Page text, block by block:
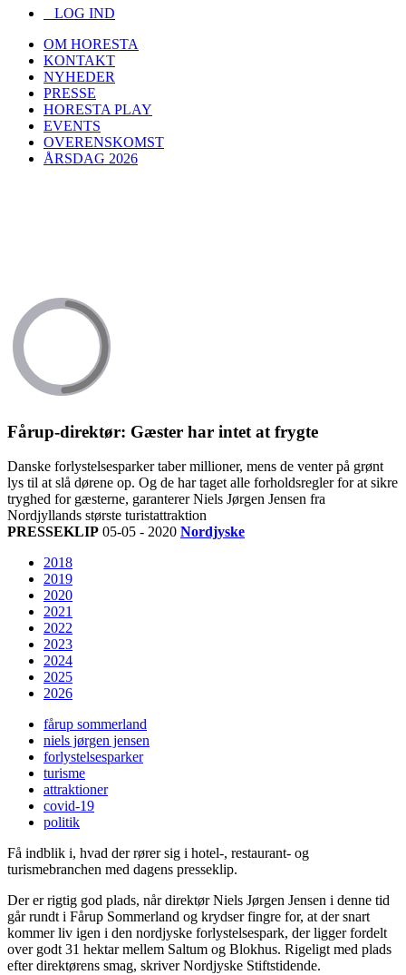
LOG IND
OM HORESTA
KONTAKT
NYHEDER
PRESSE
HORESTA PLAY
EVENTS
OVERENSKOMST
ÅRSDAG 2026
Fårup-direktør: Gæster har intet at frygte
Danske forlystelsesparker taber millioner, mens de venter på grønt
lys til at slå dørene op. Og de har taget alle forholdsregler for at sikre
tryghed for gæsterne, garanterer Niels Jørgen Jensen fra
Nordjyllands største turistattraktion
PRESSEKLIP 05-05 - 2020 Nordjyske
2018
2019
2020
2021
2022
2023
2024
2025
2026
fårup sommerland
niels jørgen jensen
forlystelsesparker
turisme
attraktioner
covid-19
politik
Få indblik i, hvad der rører sig i hotel-, restaurant- og
turismebranchen med dagens presseklip.
Der er rigtig god plads, når direktør Niels Jørgen Jensen i denne tid
går rundt i Fårup Sommerland og krydser fingre for, at der snart
kommer liv igen i den nordjyske forlystelsespark, der ligger fordelt
over godt 31 hektar mellem Saltum og Blokhus. Rigeligt med plads
efter direktørens smag, skriver Nordjyske Stiftstidende.